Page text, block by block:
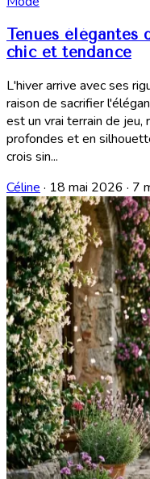
Tenues élégantes
chic et tendance
L'hiver arrive avec ses
raison de sacrifier
est un vrai terrain de jeu,
profondes et en
crois sin...
Céline · 18 mai 2026 · 7